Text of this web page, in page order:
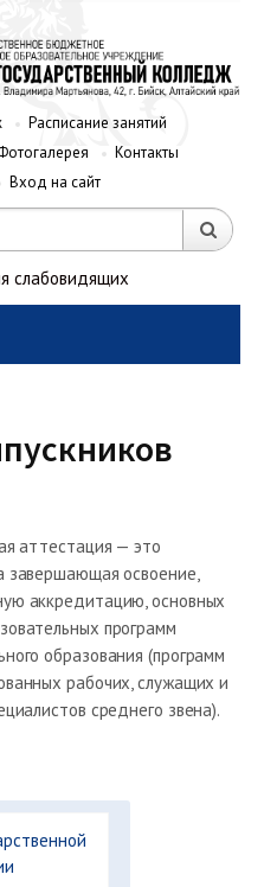
Расписание занятий
Контакты
Вход на сайт
слабовидящих
аттестация — это
завершающая освоение,
аккредитацию, основных
программ
образования (программ
рабочих, служащих и
среднего звена).